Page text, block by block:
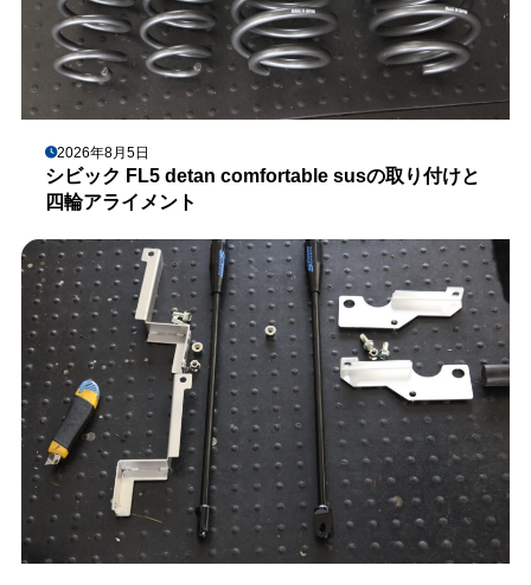
2026年8月5日
シビック FL5 detan comfortable susの取り付けと
四輪アライメント